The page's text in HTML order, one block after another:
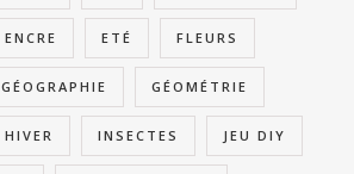
ENCRE ETÉ FLEURS
GÉOGRAPHIE GÉOMÉTRIE
HIVER INSECTES JEU DIY